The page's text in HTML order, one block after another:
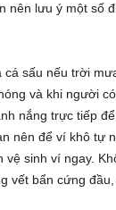
nên lưu ý một số
sấu nếu trời
và khi người
nắng trực tiếp
nên để ví khô tự
sinh ví ngay.
vết bẩn cứng